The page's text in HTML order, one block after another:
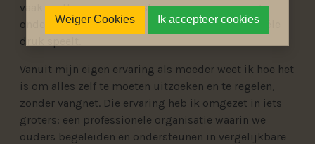
vaak vastlopen in een systeem waarin ze weinig
ondersteuning ervaren — zeker als er ook financiële
druk speelt.
Vanuit mijn eigen ervaring als moeder weet ik hoe het
is om alles zelf te moeten uitzoeken en te regelen,
zonder vangnet. Die ervaring heb ik omgezet in iets
groters: een professionele organisatie waarin we
ouders begeleiden en ondersteunen in vergelijkbare
Weiger Cookies Ik accepteer cookies